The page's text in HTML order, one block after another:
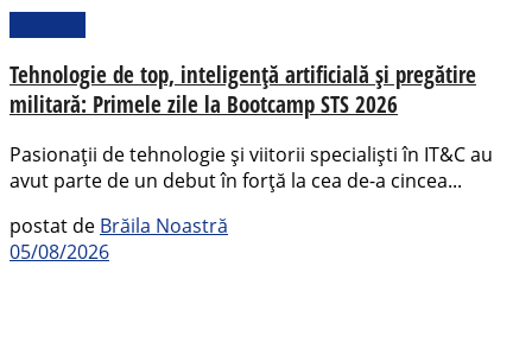
Tehnologie de top, inteligență artificială și pregătire
militară: Primele zile la Bootcamp STS 2026
Pasionații de tehnologie și viitorii specialiști în IT&C au
avut parte de un debut în forță la cea de-a cincea...
postat de Brăila Noastră
05/08/2026